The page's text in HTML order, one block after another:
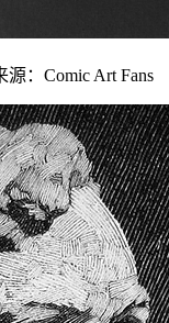
：Comic Art Fans